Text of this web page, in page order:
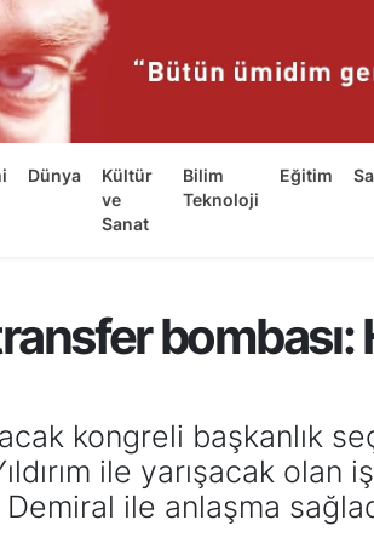
Dünya
Kültür
ve
Sanat
Bilim
Teknoloji
Eğitim
kongreli başkanlık
ile yarışacak olan
ile anlaşma